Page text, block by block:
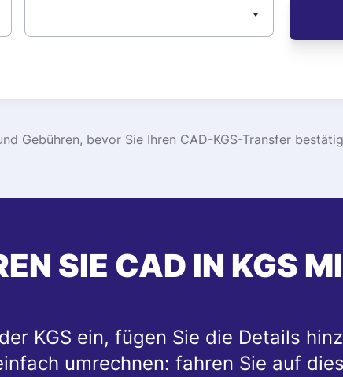
Gebühren, bevor Sie Ihren CAD-KGS-Transfer
SIE CAD IN KGS
KGS ein, fügen Sie die Details
umrechnen: fahren Sie auf